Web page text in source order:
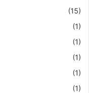
(15)
(1)
(1)
(1)
(1)
(1)